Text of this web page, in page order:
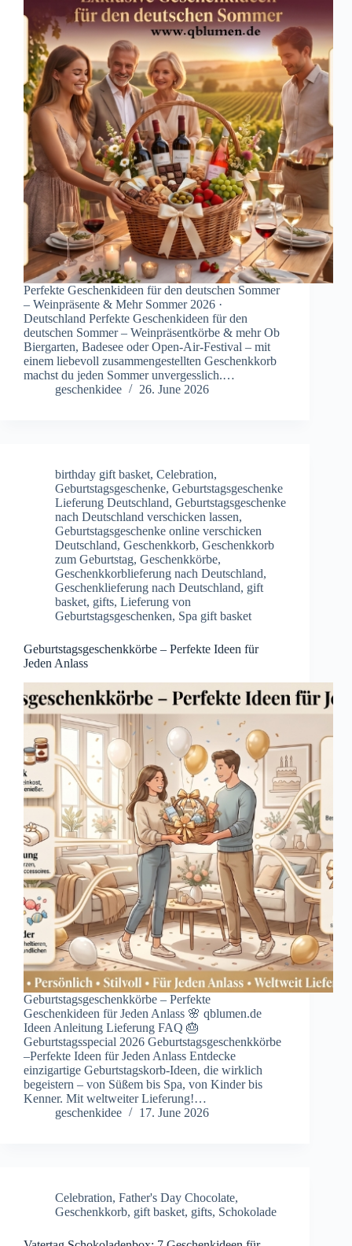
Perfekte Geschenkideen für den deutschen Sommer
– Weinpräsente & Mehr Sommer 2026 ·
Deutschland Perfekte Geschenkideen für den
deutschen Sommer – Weinpräsentkörbe & mehr Ob
Biergarten, Badesee oder Open-Air-Festival – mit
einem liebevoll zusammengestellten Geschenkkorb
machst du jeden Sommer unvergesslich.…
geschenkidee
26. June 2026
birthday gift basket, Celebration,
Geburtstagsgeschenke, Geburtstagsgeschenke
Lieferung Deutschland, Geburtstagsgeschenke
nach Deutschland verschicken lassen,
Geburtstagsgeschenke online verschicken
Deutschland, Geschenkkorb, Geschenkkorb
zum Geburtstag, Geschenkkörbe,
Geschenkkorblieferung nach Deutschland,
Geschenklieferung nach Deutschland, gift
basket, gifts, Lieferung von
Geburtstagsgeschenken, Spa gift basket
Geburtstagsgeschenkkörbe – Perfekte Ideen für
Jeden Anlass
Geburtstagsgeschenkkörbe – Perfekte
Geschenkideen für Jeden Anlass 🌸 qblumen.de
Ideen Anleitung Lieferung FAQ 🎂
Geburtstagsspecial 2026 Geburtstagsgeschenkkörbe
–Perfekte Ideen für Jeden Anlass Entdecke
einzigartige Geburtstagskorb-Ideen, die wirklich
begeistern – von Süßem bis Spa, von Kinder bis
Kenner. Mit weltweiter Lieferung!…
geschenkidee
17. June 2026
Celebration, Father's Day Chocolate,
Geschenkkorb, gift basket, gifts, Schokolade